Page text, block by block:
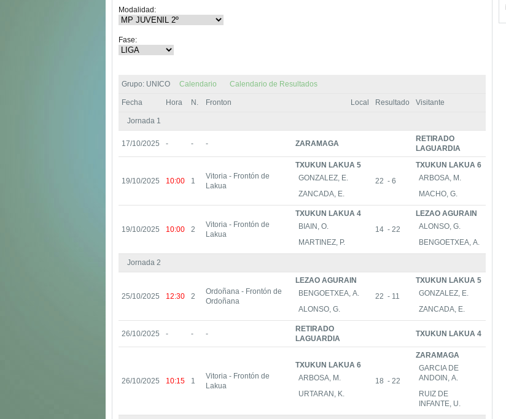
Modalidad:
Fase:
Grupo: UNICO Calendario Calendario de Resultados
Fecha Hora N. Fronton Local Resultado Visitante
Jornada 1
17/10/2025 - - - ZARAMAGA
RETIRADO
LAGUARDIA
19/10/2025 10:00 1
Vitoria - Frontón de
Lakua
TXUKUN LAKUA 5
GONZALEZ, E.
ZANCADA, E.
22 - 6
TXUKUN LAKUA 6
ARBOSA, M.
MACHO, G.
19/10/2025 10:00 2
Vitoria - Frontón de
Lakua
TXUKUN LAKUA 4
BIAIN, O.
MARTINEZ, P.
14 - 22
LEZAO AGURAIN
ALONSO, G.
BENGOETXEA, A.
Jornada 2
25/10/2025 12:30 2
Ordoñana - Frontón de
Ordoñana
LEZAO AGURAIN
BENGOETXEA, A.
ALONSO, G.
22 - 11
TXUKUN LAKUA 5
GONZALEZ, E.
ZANCADA, E.
26/10/2025 - - -
RETIRADO
LAGUARDIA
TXUKUN LAKUA 4
26/10/2025 10:15 1
Vitoria - Frontón de
Lakua
TXUKUN LAKUA 6
ARBOSA, M.
URTARAN, K.
18 - 22
ZARAMAGA
GARCIA DE
ANDOIN, A.
RUIZ DE
INFANTE, U.